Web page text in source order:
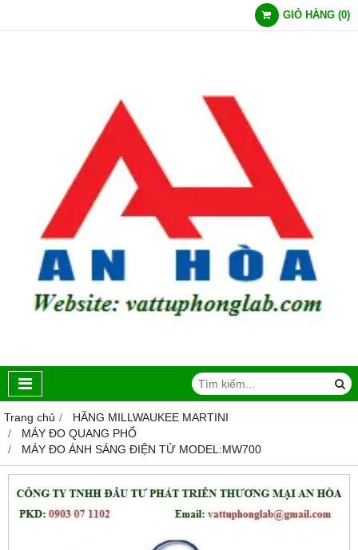
GIỎ HÀNG (0)
Trang chủ
HÃNG MILLWAUKEE MARTINI
MÁY ĐO QUANG PHỔ
MÁY ĐO ÁNH SÁNG ĐIỆN TỬ MODEL:MW700